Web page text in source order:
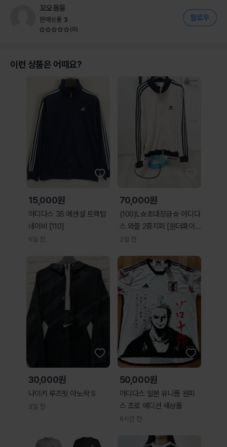
꼬오옹웅
판매상품 3
(0)
이런 상품은 어때요?
15,000원
아디다스 3S 에센셜 트랙탑
네이비 [110]
6일 전
70,000원
(100)L☆초대장급☆ 아디다
스 와플 2중지퍼 [원더화이
트] 트랙탑져지
2일 전
30,000원
나이키 루즈핏 아노락 S
3일 전
50,000원
아디다스 일본 유니폼 원피
스 조로 에디션 새상품
6시간 전